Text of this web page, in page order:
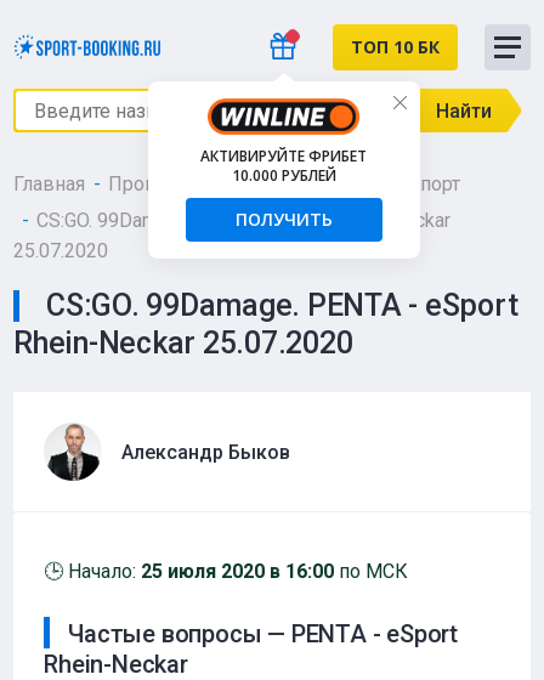
АКТИВИРУЙТЕ ФРИБЕТ
10.000 РУБЛЕЙ
ПОЛУЧИТЬ
ТОП 10 БК
Найти
Главная Прогнозы Киберспорт
Киберспорт
CS:GO. 99Damage. PENTA - eSport Rhein-Neckar
25.07.2020
CS:GO. 99Damage. PENTA - eSport
Rhein-Neckar 25.07.2020
Александр Быков
🕒 Начало: 25 июля 2020 в 16:00 по МСК
Частые вопросы — PENTA - eSport
Rhein-Neckar